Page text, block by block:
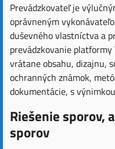
Prevádzkovateľ je
oprávneným
duševného vlastníctva a
prevádzkovanie platformy
vrátane obsahu, dizajnu,
ochranných známok,
dokumentácie, s
Riešenie sporov,
sporov